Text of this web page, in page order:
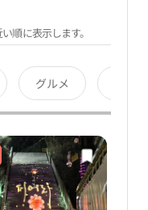
順に表示します。
グルメ